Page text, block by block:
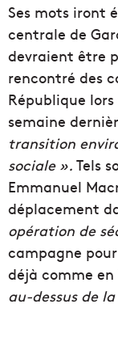
Ses mots iront
centrale de
devraient être
rencontré des
République
semaine
transition
sociale ». Tels
Emmanuel
déplacement
opération de
campagne
déjà comme en
au-dessus de